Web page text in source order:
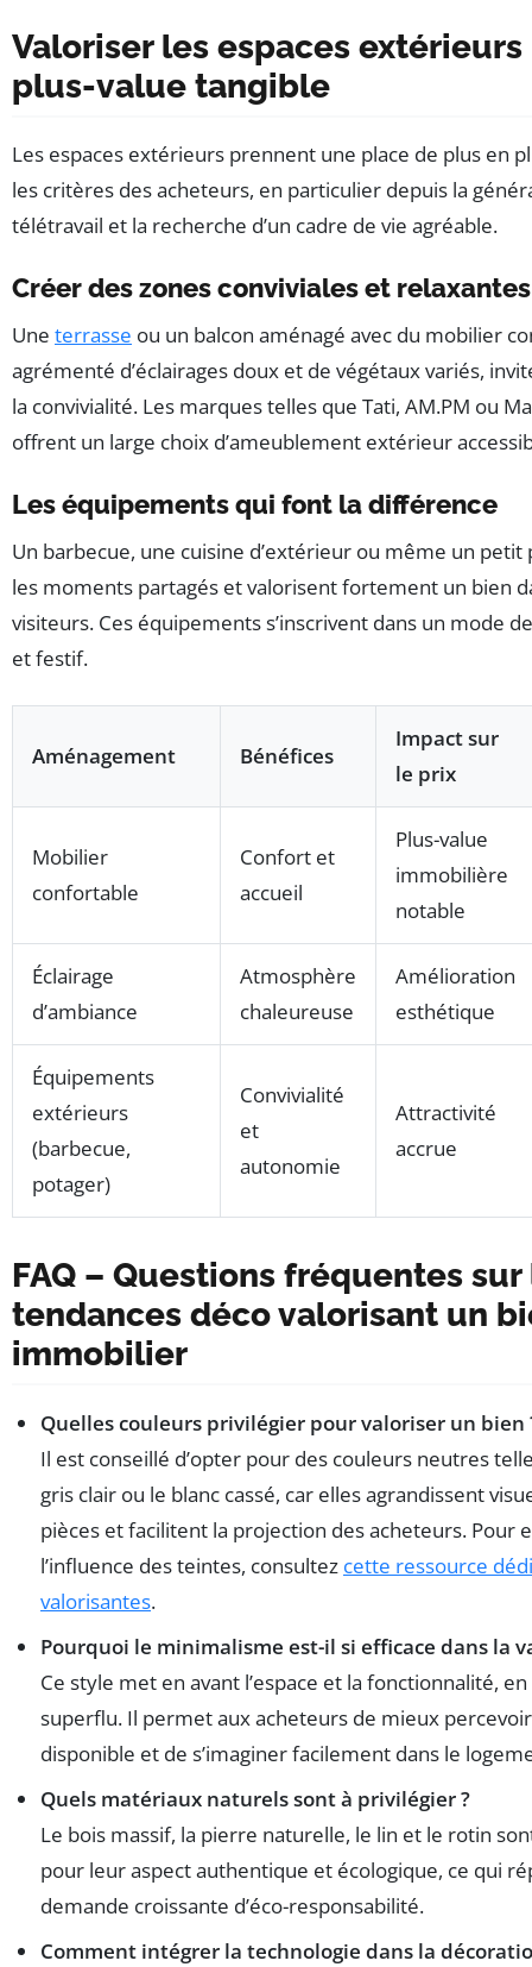
Valoriser les espaces
plus-value tangible
Les espaces extérieurs prennent une place de plus en
les critères des acheteurs, en particulier depuis la
télétravail et la recherche d’un cadre de vie agréable.
Créer des zones conviviales et relaxantes
Une terrasse ou un balcon aménagé avec du mobilier
agrémenté d’éclairages doux et de végétaux variés,
la convivialité. Les marques telles que Tati, AM.PM ou
offrent un large choix d’ameublement extérieur
Les équipements qui font la différence
Un barbecue, une cuisine d’extérieur ou même un
les moments partagés et valorisent fortement un bien
visiteurs. Ces équipements s’inscrivent dans un mode
et festif.
Aménagement Bénéfices
Impact sur
le prix
Mobilier
confortable
Confort et
accueil
Plus-value
immobilière
notable
Éclairage
d’ambiance
Atmosphère
chaleureuse
Amélioration
esthétique
Équipements
extérieurs
(barbecue,
potager)
Convivialité
et
autonomie
Attractivité
accrue
FAQ – Questions fréquentes sur
tendances déco valorisant un
immobilier
Quelles couleurs privilégier pour valoriser un bien
Il est conseillé d’opter pour des couleurs neutres
gris clair ou le blanc cassé, car elles agrandissent
pièces et facilitent la projection des acheteurs. Pour
l’influence des teintes, consultez cette ressource
valorisantes.
Pourquoi le minimalisme est-il si efficace dans la
Ce style met en avant l’espace et la fonctionnalité,
superflu. Il permet aux acheteurs de mieux
disponible et de s’imaginer facilement dans le
Quels matériaux naturels sont à privilégier ?
Le bois massif, la pierre naturelle, le lin et le rotin
pour leur aspect authentique et écologique, ce qui
demande croissante d’éco-responsabilité.
Comment intégrer la technologie dans la